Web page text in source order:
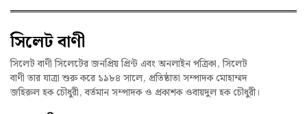
সিলেট বাণী
সিলেট বাণী সিলেটের জনপ্রিয় প্রিন্ট এবং অনলাইন পত্রিকা, সিলেট
বাণী তার যাত্রা শুরু করে ১৯৮৪ সালে, প্রতিষ্ঠাতা সম্পাদক মোহাম্মদ
জহিরুল হক চৌধুরী, বর্তমান সম্পাদক ও প্রকাশক ওবায়দুল হক চৌধুরী।